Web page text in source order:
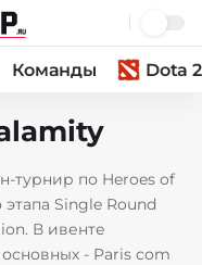
Команды Dota 2
турнир по Heroes of
Single Round
В ивенте
- Paris com